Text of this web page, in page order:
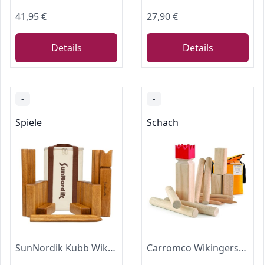
41,95 €
Details
27,90 €
Details
-
Spiele
SunNordik Kubb Wikinger Wurfspiel, Schwedisches Schachspiel Aus Hochwertigem Gummibaumholz, Inklusive Tragetasche Aus Segeltuch Und Spielanleitung – Robustes Kubb Yard-Spiel FüR Kinder Und Erwachsene
-
Schach
Carromco Wikingerschach Original | Kubb Schwedenschach Outdoor mit Tasche